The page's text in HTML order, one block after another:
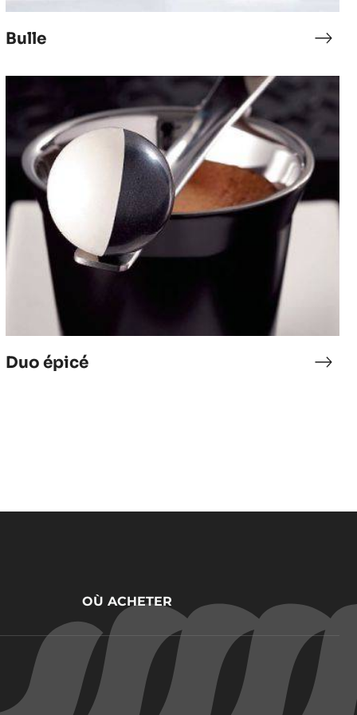
Bulle Bulle
Duo épicé
Duo
épicé
OÙ ACHETER